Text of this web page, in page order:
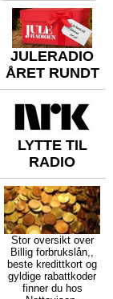
JULERADIO
ÅRET RUNDT
LYTTE TIL
RADIO
Stor oversikt over
Billig forbrukslån,,
beste kredittkort og
gyldige rabattkoder
finner du hos